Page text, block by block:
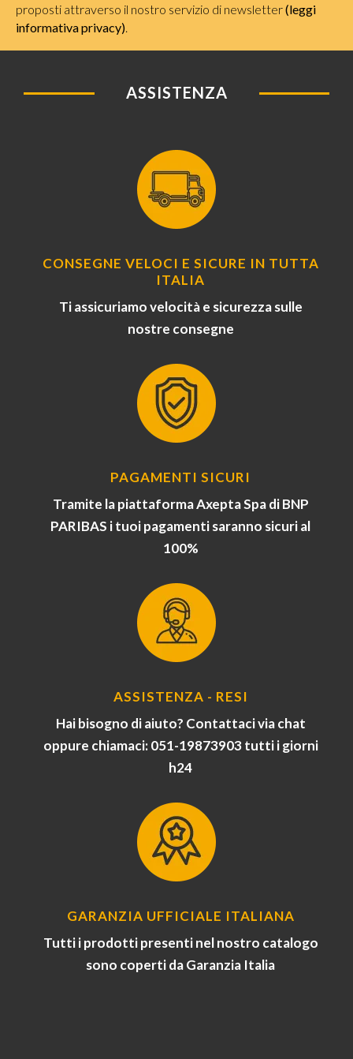
proposti attraverso il nostro servizio di newsletter(leggi
informativa privacy).
ASSISTENZA
CONSEGNE VELOCI E SICURE IN TUTTA
ITALIA
Ti assicuriamo velocità e sicurezza sulle
nostre consegne
PAGAMENTI SICURI
Tramite la piattaforma Axepta Spa di BNP
PARIBAS i tuoi pagamenti saranno sicuri al
100%
ASSISTENZA - RESI
Hai bisogno di aiuto? Contattaci via chat
oppure chiamaci: 051-19873903 tutti i giorni
h24
GARANZIA UFFICIALE ITALIANA
Tutti i prodotti presenti nel nostro catalogo
sono coperti da Garanzia Italia